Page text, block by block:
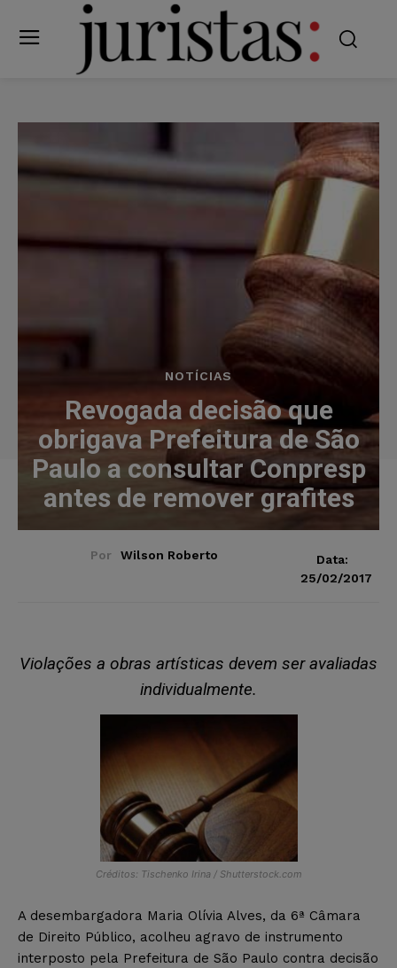
NOTÍCIAS
Revogada decisão que
obrigava Prefeitura de São
Paulo a consultar Conpresp
antes de remover grafites
Por Wilson Roberto
Data:
25/02/2017
Violações a obras artísticas devem ser avaliadas
individualmente.
Créditos: Tischenko Irina / Shutterstock.com
A desembargadora Maria Olívia Alves, da 6ª Câmara
de Direito Público, acolheu agravo de instrumento
interposto pela Prefeitura de São Paulo contra decisão